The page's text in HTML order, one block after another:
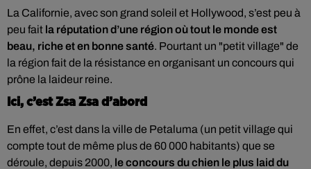
La Californie, avec son grand soleil et Hollywood, s’est peu à
peu fait la réputation d’une région où tout le monde est
beau, riche et en bonne santé. Pourtant un "petit village" de
la région fait de la résistance en organisant un concours qui
prône la laideur reine.
Ici, c’est Zsa Zsa d’abord
En effet, c’est dans la ville de Petaluma (un petit village qui
compte tout de même plus de 60 000 habitants) que se
déroule, depuis 2000, le concours du chien le plus laid du